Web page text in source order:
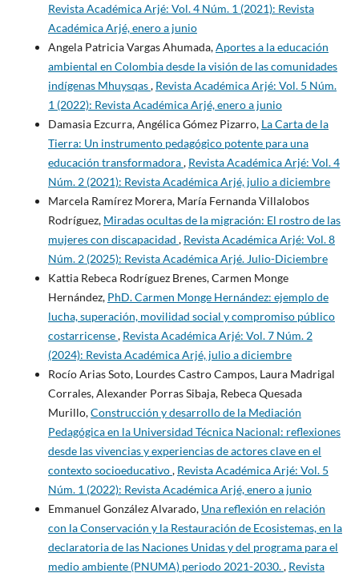
Revista Académica Arjé: Vol. 4 Núm. 1 (2021): Revista
Académica Arjé, enero a junio
Angela Patricia Vargas Ahumada,Aportes a la educación
ambiental en Colombia desde la visión de las comunidades
indígenas Mhuysqas, Revista Académica Arjé: Vol. 5 Núm.
1 (2022): Revista Académica Arjé, enero a junio
Damasia Ezcurra, Angélica Gómez Pizarro, La Carta de la
Tierra: Un instrumento pedagógico potente para una
educación transformadora, Revista Académica Arjé: Vol. 4
Núm. 2 (2021): Revista Académica Arjé, julio a diciembre
Marcela Ramírez Morera, María Fernanda Villalobos
Rodríguez, Miradas ocultas de la migración: El rostro de las
mujeres con discapacidad , Revista Académica Arjé: Vol. 8
Núm. 2 (2025): Revista Académica Arjé. Julio-Diciembre
Kattia Rebeca Rodríguez Brenes, Carmen Monge
Hernández, PhD. Carmen Monge Hernández: ejemplo de
lucha, superación, movilidad social y compromiso público
costarricense, Revista Académica Arjé: Vol. 7 Núm. 2
(2024): Revista Académica Arjé, julio a diciembre
Rocío Arias Soto, Lourdes Castro Campos, Laura Madrigal
Corrales, Alexander Porras Sibaja, Rebeca Quesada
Murillo,Construcción y desarrollo de la Mediación
Pedagógica en la Universidad Técnica Nacional: reflexiones
desde las vivencias y experiencias de actores clave en el
contexto socioeducativo, Revista Académica Arjé: Vol. 5
Núm. 1 (2022): Revista Académica Arjé, enero a junio
Emmanuel González Alvarado, Una reflexión en relación
con la Conservación y la Restauración de Ecosistemas, en la
declaratoria de las Naciones Unidas y del programa para el
medio ambiente (PNUMA) periodo 2021-2030., Revista